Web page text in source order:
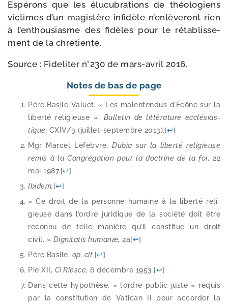
Espérons que les élu­cu­bra­tions de théo­lo­giens
vic­times d’un magis­tère infi­dèle n’enlèveront rien
à l’enthousiasme des fidèles pour le réta­blis­se­
ment de la chrétienté.
Source : Fideliter n°230 de mars-​avril 2016.
Notes de bas de page
Père Basile Valuet, « Les mal­en­ten­dus d’Écône sur la
liber­té reli­gieuse », Bulletin de lit­té­ra­ture ecclé­sias­
tique, CXIV/​3 (juillet-​septembre 2013).[↩]
Mgr Marcel Lefebvre,Dubia sur la liber­té reli­gieuse
remis à la Congrégation pour la doc­trine de la foi, 22
mai 1987.[↩]
Ibidem.[↩]
« Ce droit de la per­sonne humaine à la liber­té reli­
gieuse dans l’ordre juri­dique de la socié­té doit être
recon­nu de telle manière qu’il consti­tue un droit
civil. » Dignitatis humanæ, 2a[↩]
Père Basile, op. cit.[↩]
Pie XII, Ci Riesce, 6 décembre 1953.[↩]
Dans cette hypo­thèse, « l’ordre public juste » requis
par la consti­tu­tion de Vatican II pour accor­der la